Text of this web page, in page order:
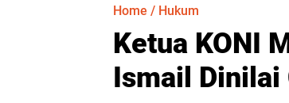
Home / Hukum
Ketua KONI
Ismail Dinilai